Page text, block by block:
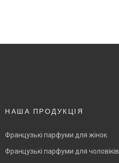
НАША ПРОДУКЦІЯ
Французькі парфуми для жінок
Французькі парфуми для чоловіків